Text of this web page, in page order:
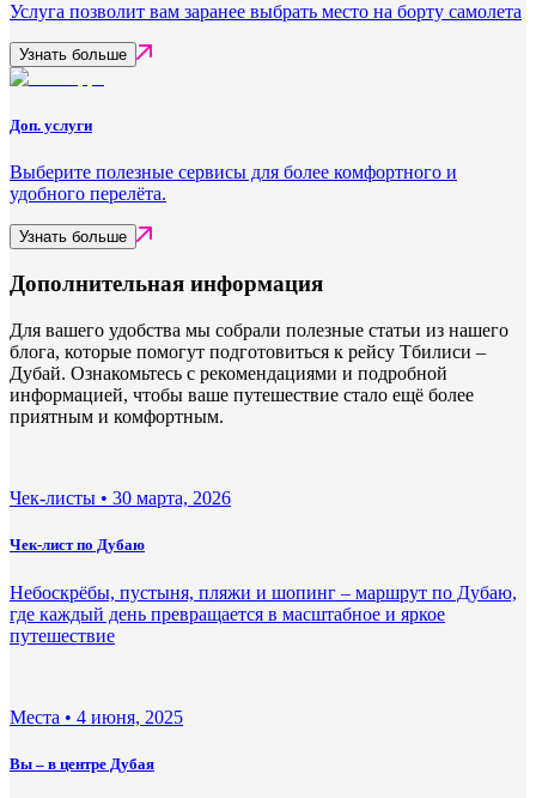
Услуга позволит вам заранее выбрать место на борту самолета
Узнать больше
Доп. услуги
Выберите полезные сервисы для более комфортного и
удобного перелёта.
Узнать больше
Дополнительная информация
Для вашего удобства мы собрали полезные статьи из нашего
блога, которые помогут подготовиться к рейсу Тбилиси –
Дубай. Ознакомьтесь с рекомендациями и подробной
информацией, чтобы ваше путешествие стало ещё более
приятным и комфортным.
Чек-листы • 30 марта, 2026
Чек-лист по Дубаю
Небоскрёбы, пустыня, пляжи и шопинг – маршрут по Дубаю,
где каждый день превращается в масштабное и яркое
путешествие
Места • 4 июня, 2025
Вы – в центре Дубая